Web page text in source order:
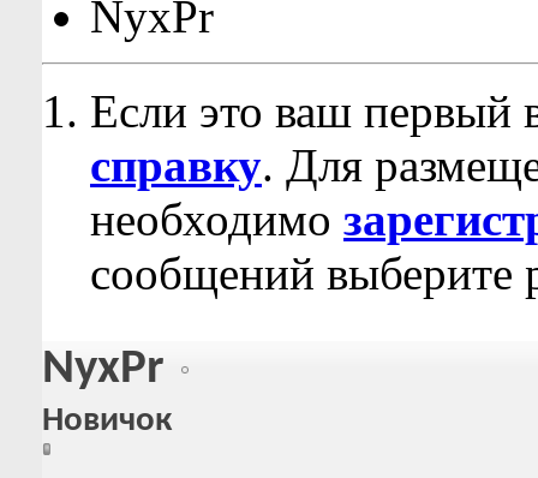
NyxPr
Если это ваш первый
справку. Для
необходимо
сообщений выберите
NyxPr
Новичок